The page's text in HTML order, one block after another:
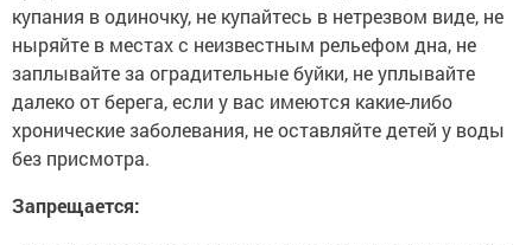
купания в одиночку, не купайтесь в нетрезвом виде, не
ныряйте в местах с неизвестным рельефом дна, не
заплывайте за оградительные буйки, не уплывайте
далеко от берега, если у вас имеются какие-либо
хронические заболевания, не оставляйте детей у воды
без присмотра.
Запрещается: